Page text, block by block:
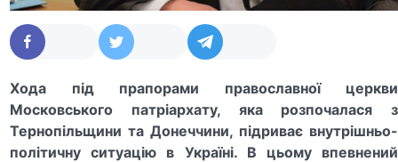
Хода під прапорами православної церкви
Московського патріархату, яка розпочалася з
Тернопільщини та Донеччини, підриває внутрішньо-
політичну ситуацію в Україні. В цьому впевнений